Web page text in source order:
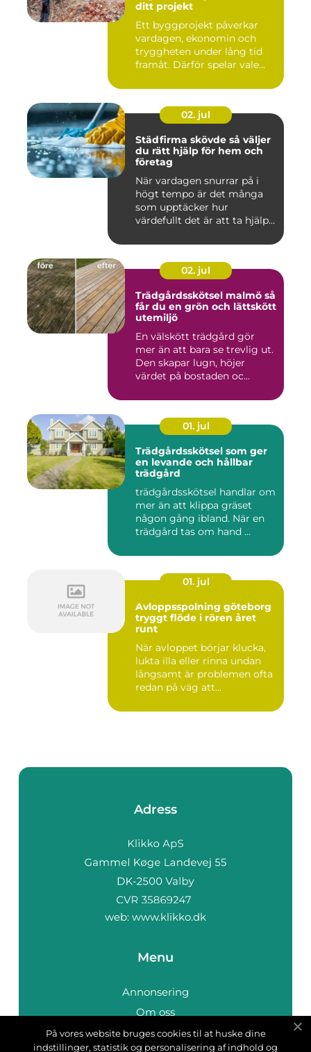
ditt projekt
Ett byggprojekt påverkar
vardagen, ekonomin och
tryggheten under lång tid
framåt. Därför spelar vale...
02. jul
Städfirma skövde så väljer
du rätt hjälp för hem och
företag
När vardagen snurrar på i
högt tempo är det många
som upptäcker hur
värdefullt det är att ta hjälp
02. jul
Trädgårdsskötsel malmö så
får du en grön och lättskött
utemiljö
En välskött trädgård gör
mer än att bara se trevlig ut.
Den skapar lugn, höjer
värdet på bostaden oc...
01. jul
Trädgårdsskötsel som ger
en levande och hållbar
trädgård
trädgårdsskötsel handlar om
mer än att klippa gräset
någon gång ibland. När en
trädgård tas om hand ...
01. jul
Avloppsspolning göteborg
tryggt flöde i rören året
runt
När avloppet börjar klucka,
lukta illa eller rinna undan
långsamt är problemen ofta
redan på väg att...
Adress
web: www.klikko.dk
Menu
Annonsering
Om oss
Cookies
På vores website bruges cookies til at huske dine
indstillinger, statistik og personalisering af indhold og